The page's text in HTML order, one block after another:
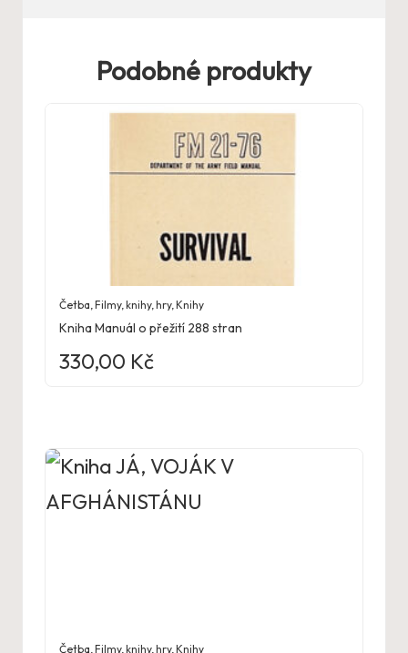
Podobné produkty
Četba ,Filmy, knihy, hry,Knihy
Kniha Manuál o přežití 288 stran
330,00 Kč
Četba,Filmy, knihy, hry,Knihy